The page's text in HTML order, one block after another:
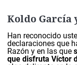
Koldo García
Han reconocido
declaraciones que
Razón y en las que
que disfruta Víctor